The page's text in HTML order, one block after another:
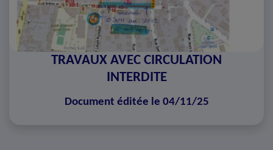
TRAVAUX AVEC CIRCULATION
INTERDITE
Document éditée le 04/11/25